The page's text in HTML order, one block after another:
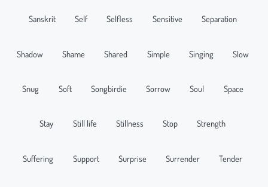
Sanskrit Self Selfless Sensitive Separation
Shadow Shame Shared Simple Singing Slow
Snug Soft Songbirdie Sorrow Soul Space
Stay Still life Stillness Stop Strength
Suffering Support Surprise Surrender Tender